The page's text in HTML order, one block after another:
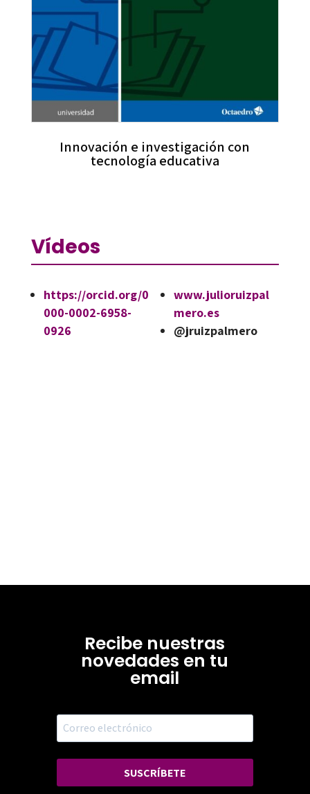
Innovación e investigación con
tecnología educativa
Vídeos
https://orcid.org/0
000-0002-6958-
0926
www.julioruizpal
mero.es
@jruizpalmero
Recibe nuestras
novedades en tu
email
SUSCRÍBETE